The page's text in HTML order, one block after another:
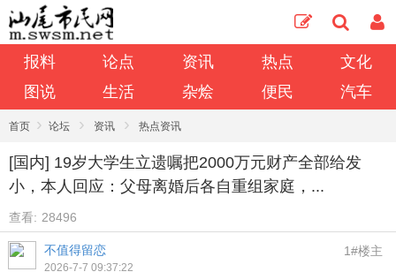
报料 论点 资讯 热点
文化
图说
生活 杂烩 便民 汽车
首页 › 论坛 › 资讯 › 热点资讯
[国内] 19岁大学生立遗嘱把2000万元财产全部给发
小，本人回应：父母离婚后各自重组家庭，...
查看: 28496
不值得留恋
2026-7-7 09:37:22
1#楼主